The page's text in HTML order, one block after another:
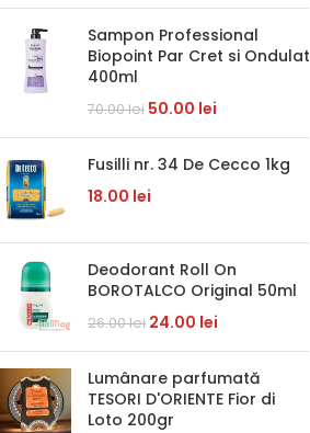
Sampon Professional
Biopoint Par Cret si Ondulat
400ml
70.00lei 50.00 lei
Fusilli nr. 34 De Cecco 1kg
18.00 lei
Deodorant Roll On
BOROTALCO Original 50ml
26.00lei 24.00 lei
Lumânare parfumată
TESORI D'ORIENTE Fior di
Loto 200gr